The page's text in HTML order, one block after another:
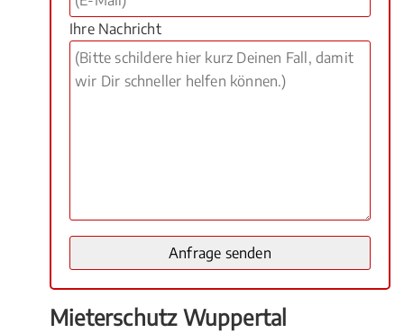
Ihre Nachricht
Mieterschutz Wuppertal